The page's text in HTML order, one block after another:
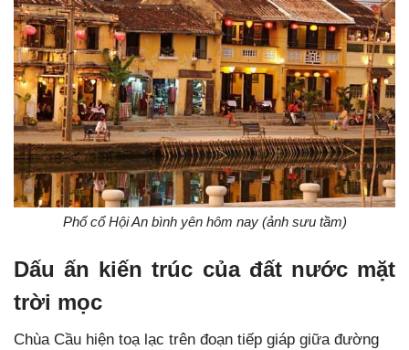
Phố cổ Hội An bình yên hôm nay (ảnh sưu tầm)
Dấu ấn kiến trúc của đất nước mặt
trời mọc
Chùa Cầu hiện toạ lạc trên đoạn tiếp giáp giữa đường